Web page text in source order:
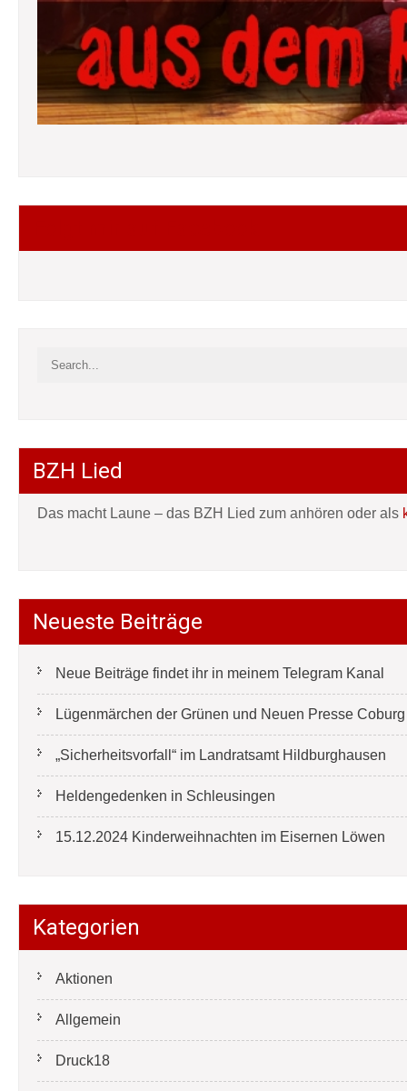
BZH Lied
Das macht Laune – das BZH Lied zum anhören oder als
Neueste Beiträge
Neue Beiträge findet ihr in meinem Telegram Kanal
Lügenmärchen der Grünen und Neuen Presse
„Sicherheitsvorfall“ im Landratsamt Hildburghausen
Heldengedenken in Schleusingen
15.12.2024 Kinderweihnachten im Eisernen Löwen
Kategorien
Aktionen
Allgemein
Druck18